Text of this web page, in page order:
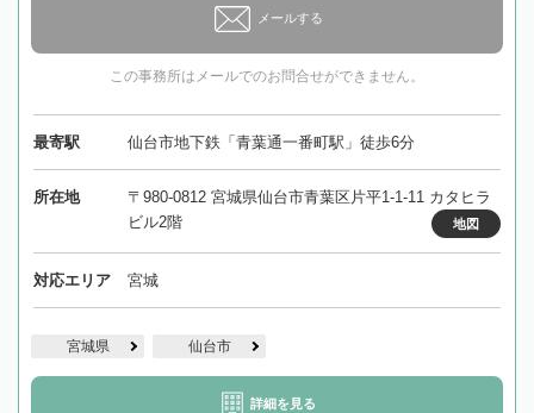
メールする
この事務所はメールでのお問合せができません。
最寄駅 仙台市地下鉄「青葉通一番町駅」徒歩6分
所在地
〒980-0812 宮城県仙台市青葉区片平1-1-11 カタヒラ
ビル2階
地図
対応エリア 宮城
宮城県 仙台市
詳細を見る